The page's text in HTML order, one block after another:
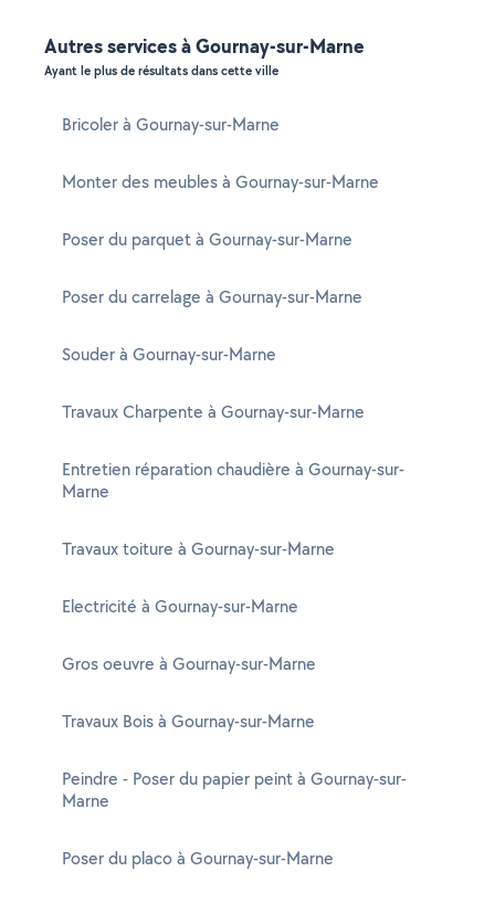
Autres services à Gournay-sur-Marne
Ayant le plus de résultats dans cette ville
Bricoler à Gournay-sur-Marne
Monter des meubles à Gournay-sur-Marne
Poser du parquet à Gournay-sur-Marne
Poser du carrelage à Gournay-sur-Marne
Souder à Gournay-sur-Marne
Travaux Charpente à Gournay-sur-Marne
Entretien réparation chaudière à Gournay-sur-
Marne
Travaux toiture à Gournay-sur-Marne
Electricité à Gournay-sur-Marne
Gros oeuvre à Gournay-sur-Marne
Travaux Bois à Gournay-sur-Marne
Peindre - Poser du papier peint à Gournay-sur-
Marne
Poser du placo à Gournay-sur-Marne